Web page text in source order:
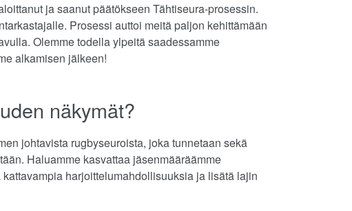
ja saanut päätökseen Tähtiseura-prosessin.
Prosessi auttoi meitä paljon kehittämään
Olemme todella ylpeitä saadessamme
alkamisen jälkeen!
näkymät?
johtavista rugbyseuroista, joka tunnetaan sekä
Haluamme kasvattaa jäsenmääräämme
harjoittelumahdollisuuksia ja lisätä lajin